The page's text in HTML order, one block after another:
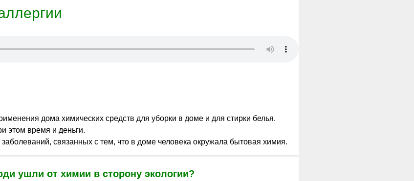
дома химических средств для уборки в доме и для стирки белья.
этом время и деньги.
связанных с тем, что в доме человека окружала бытовая химия.
ушли от химии в сторону экологии?